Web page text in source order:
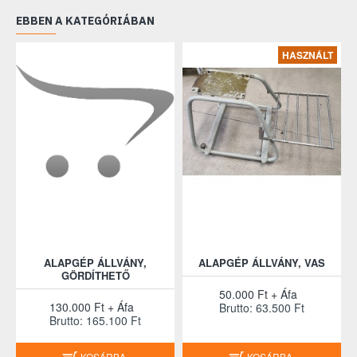
EBBEN A KATEGÓRIÁBAN
ALAPGÉP ÁLLVÁNY,
GÖRDÍTHETŐ
130.000 Ft + Áfa
Brutto: 165.100 Ft
HASZNÁLT
ALAPGÉP ÁLLVÁNY, VAS
50.000 Ft + Áfa
Brutto: 63.500 Ft